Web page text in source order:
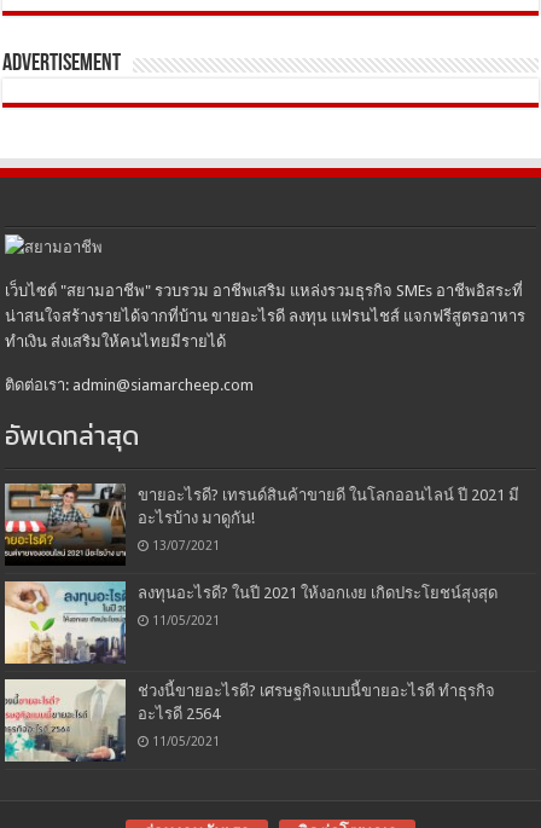
Advertisement
เว็บไซต์ "สยามอาชีพ" รวบรวม อาชีพเสริม แหล่งรวมธุรกิจ SMEs อาชีพอิสระที่
น่าสนใจสร้างรายได้จากที่บ้าน ขายอะไรดี ลงทุน แฟรนไชส์ แจกฟรีสูตรอาหาร
ทำเงิน ส่งเสริมให้คนไทยมีรายได้
ติดต่อเรา: admin@siamarcheep.com
อัพเดทล่าสุด
ขายอะไรดี? เทรนด์สินค้าขายดี ในโลกออนไลน์ ปี 2021 มี
อะไรบ้าง มาดูกัน!
13/07/2021
ลงทุนอะไรดี? ในปี 2021 ให้งอกเงย เกิดประโยชน์สุงสุด
11/05/2021
ช่วงนี้ขายอะไรดี? เศรษฐกิจแบบนี้ขายอะไรดี ทำธุรกิจ
อะไรดี 2564
11/05/2021